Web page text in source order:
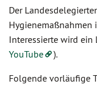
Der
Hygienemaßnahmen
Interessierte wird ein
YouTube
).
Folgende vorläufige